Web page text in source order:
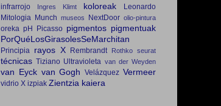
infrarrojo Ingres Klimt koloreak
Leonardo
Mitologia Munch museos NextDoor olio-pintura
oreka pH Picasso pigmentos pigmentuak
PorQuéLosGirasolesSeMarchitan
Principia rayos X Rembrandt Rothko seurat
técnicas Tiziano Ultravioleta van der Weyden
van Eyck van Gogh Velázquez Vermeer
vidrio X izpiak Zientzia kaiera